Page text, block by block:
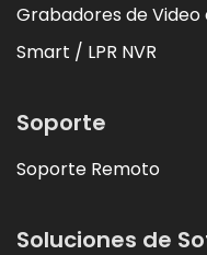
Grabadores de Video
Smart / LPR NVR
Soporte
Soporte Remoto
Soluciones de